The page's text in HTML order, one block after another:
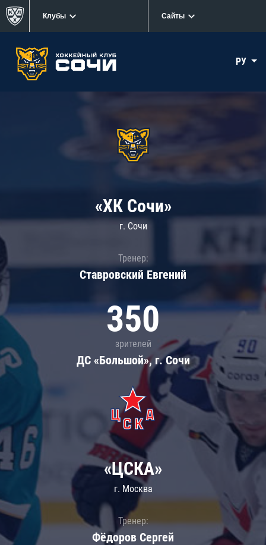
Клубы Сайты
РУ
«ХК Сочи»
г. Сочи
Тренер:
Ставровский Евгений
350
зрителей
ДС «Большой», г. Сочи
«ЦСКА»
г. Москва
Тренер:
Фёдоров Сергей